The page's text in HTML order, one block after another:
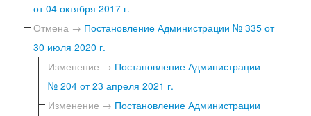
от 04 октября 2017 г.
Отмена → Постановление Администрации № 335 от
30 июля 2020 г.
Изменение → Постановление Администрации
№ 204 от 23 апреля 2021 г.
Изменение → Постановление Администрации